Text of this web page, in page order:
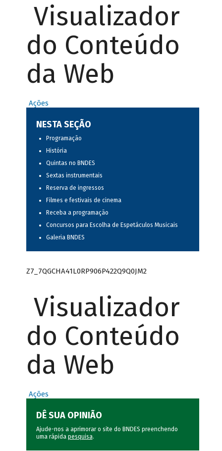
Visualizador
do Conteúdo
da Web
Ações
NESTA SEÇÃO
Programação
História
Quintas no BNDES
Sextas instrumentais
Reserva de ingressos
Filmes e festivais de cinema
Receba a programação
Concursos para Escolha de Espetáculos Musicais
Galeria BNDES
Z7_7QGCHA41L0RP906P422Q9Q0JM2
Visualizador
do Conteúdo
da Web
Ações
DÊ SUA OPINIÃO
Ajude-nos a aprimorar o site do BNDES preenchendo
uma rápida pesquisa.